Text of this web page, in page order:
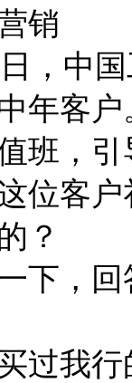
销
，中
年客
班，
位客
？
下，
过我